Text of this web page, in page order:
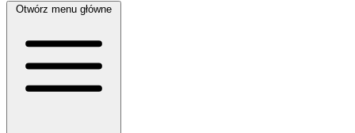
Otwórz menu główne